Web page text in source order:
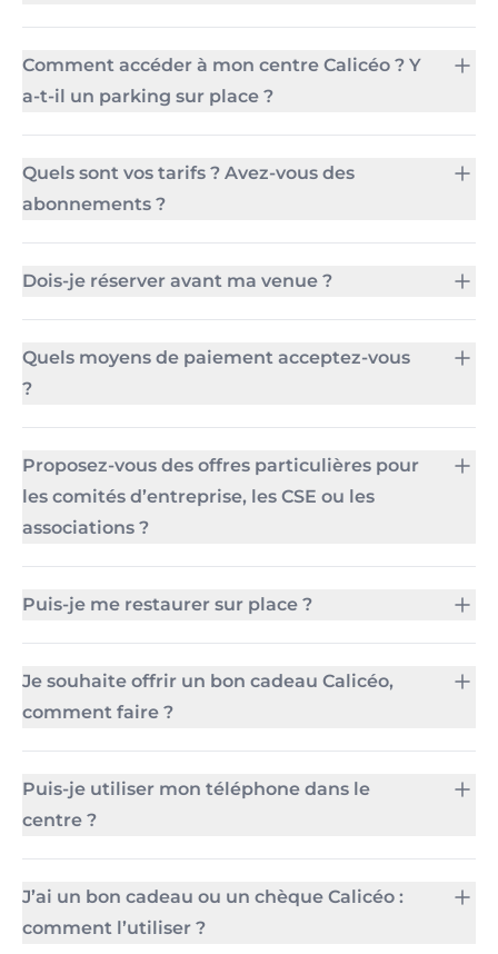
Comment accéder à mon centre Calicéo ? Y
a-t-il un parking sur place ?
Quels sont vos tarifs ? Avez-vous des
abonnements ?
Dois-je réserver avant ma venue ?
Quels moyens de paiement acceptez-vous
?
Proposez-vous des offres particulières pour
les comités d’entreprise, les CSE ou les
associations ?
Puis-je me restaurer sur place ?
Je souhaite offrir un bon cadeau Calicéo,
comment faire ?
Puis-je utiliser mon téléphone dans le
centre ?
J’ai un bon cadeau ou un chèque Calicéo :
comment l’utiliser ?